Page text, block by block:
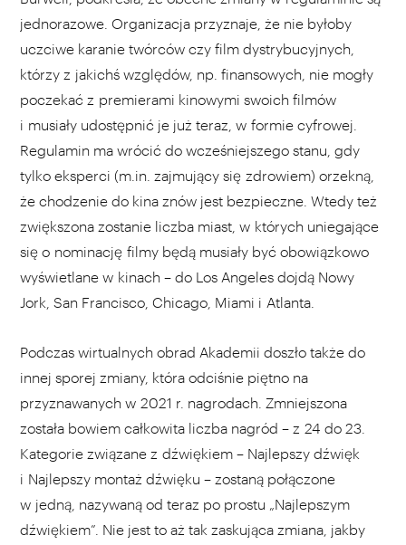
jednorazowe. Organizacja przyznaje, że nie byłoby
uczciwe karanie twórców czy film dystrybucyjnych,
którzy z jakichś względów, np. finansowych, nie mogły
poczekać z premierami kinowymi swoich filmów
i musiały udostępnić je już teraz, w formie cyfrowej.
Regulamin ma wrócić do wcześniejszego stanu, gdy
tylko eksperci (m.in. zajmujący się zdrowiem) orzekną,
że chodzenie do kina znów jest bezpieczne. Wtedy też
zwiększona zostanie liczba miast, w których uniegające
się o nominację filmy będą musiały być obowiązkowo
wyświetlane w kinach – do Los Angeles dojdą Nowy
Jork, San Francisco, Chicago, Miami i Atlanta.
Podczas wirtualnych obrad Akademii doszło także do
innej sporej zmiany, która odciśnie piętno na
przyznawanych w 2021 r. nagrodach. Zmniejszona
została bowiem całkowita liczba nagród – z 24 do 23.
Kategorie związane z dźwiękiem – Najlepszy dźwięk
i Najlepszy montaż dźwięku – zostaną połączone
w jedną, nazywaną od teraz po prostu „Najlepszym
dźwiękiem”. Nie jest to aż tak zaskująca zmiana, jakby